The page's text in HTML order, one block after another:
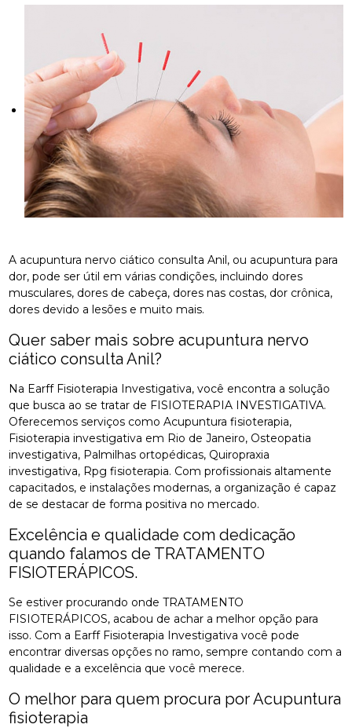
A acupuntura nervo ciático consulta Anil, ou acupuntura para
dor, pode ser útil em várias condições, incluindo dores
musculares, dores de cabeça, dores nas costas, dor crônica,
dores devido a lesões e muito mais.
Quer saber mais sobre acupuntura nervo
ciático consulta Anil?
Na Earff Fisioterapia Investigativa, você encontra a solução
que busca ao se tratar de FISIOTERAPIA INVESTIGATIVA.
Oferecemos serviços como Acupuntura fisioterapia,
Fisioterapia investigativa em Rio de Janeiro, Osteopatia
investigativa, Palmilhas ortopédicas, Quiropraxia
investigativa, Rpg fisioterapia. Com profissionais altamente
capacitados, e instalações modernas, a organização é capaz
de se destacar de forma positiva no mercado.
Excelência e qualidade com dedicação
quando falamos de TRATAMENTO
FISIOTERÁPICOS.
Se estiver procurando onde TRATAMENTO
FISIOTERÁPICOS, acabou de achar a melhor opção para
isso. Com a Earff Fisioterapia Investigativa você pode
encontrar diversas opções no ramo, sempre contando com a
qualidade e a excelência que você merece.
O melhor para quem procura por Acupuntura
fisioterapia